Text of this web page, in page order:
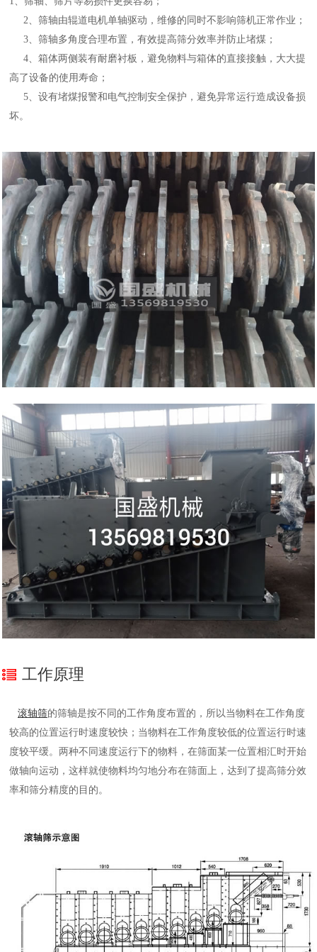
2、筛轴由辊道电机单轴驱动，维修的同时不影响筛机正常作业；
3、筛轴多角度合理布置，有效提高筛分效率并防止堵煤；
4、箱体两侧装有耐磨衬板，避免物料与箱体的直接接触，大大提
高了设备的使用寿命；
5、设有堵煤报警和电气控制安全保护，避免异常运行造成设备损
坏。
工作原理
滚轴筛的筛轴是按不同的工作角度布置的，所以当物料在工作角度
较高的位置运行时速度较快；当物料在工作角度较低的位置运行时速
度较平缓。两种不同速度运行下的物料，在筛面某一位置相汇时开始
做轴向运动，这样就使物料均匀地分布在筛面上，达到了提高筛分效
率和筛分精度的目的。